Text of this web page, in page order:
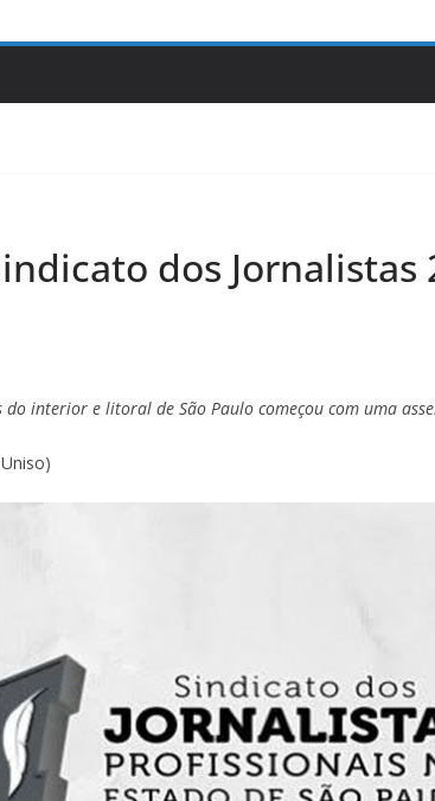
dos Jornalistas
interior e litoral de São Paulo começou com uma